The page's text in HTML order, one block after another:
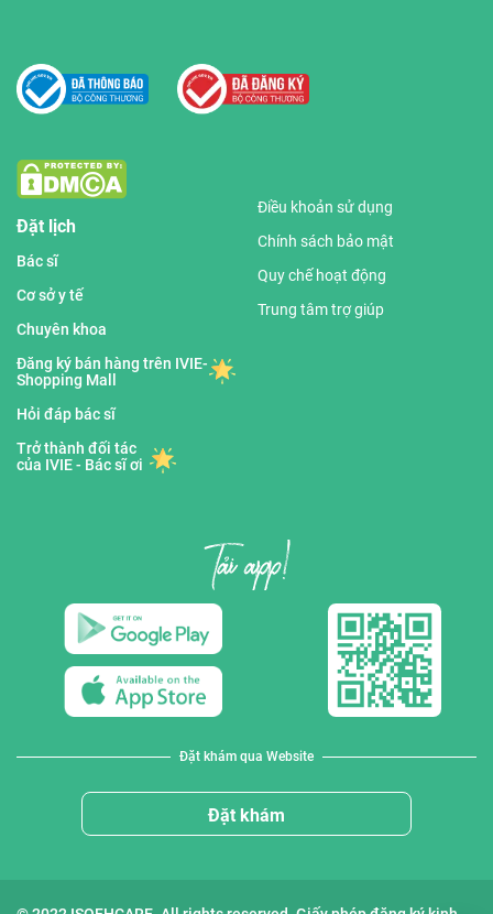
Đặt lịch
Bác sĩ
Cơ sở y tế
Chuyên khoa
Đăng ký bán hàng trên IVIE-
Shopping Mall
Hỏi đáp bác sĩ
Trở thành đối tác
của IVIE - Bác sĩ ơi
Điều khoản sử dụng
Chính sách bảo mật
Quy chế hoạt động
Trung tâm trợ giúp
Đặt khám qua Website
Đặt khám